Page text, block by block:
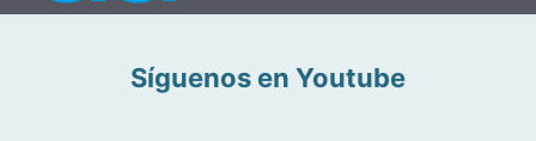
Síguenos en Youtube